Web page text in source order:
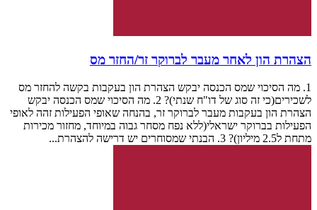
הצהרת הון לאחר מעבר לברוקר זר/החזר מס
1. מה הסיכוי שמס הכנסה יבקש הצהרת הון בעקבות בקשה להחזר מס
לשכירים(כי זה סוג של דו"ח שנתי)? 2. מה הסיכוי שמס הכנסה יבקש
הצהרת הון בעקבות מעבר לברוקר זר, בהנחה שאופי הפעילות זהה לאופי
הפעילות בברוקר ישראלי(ללא נפח מסחר גבוה במיוחד, מחזור מכירות
מתחת ל2.5 מיליון)? 3. הבנתי שמסוחרים יש דרישה להצהרת...